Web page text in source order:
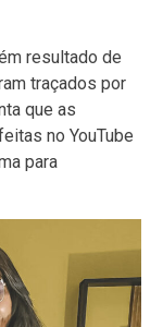
resultado de
traçados por
que as
no YouTube
para